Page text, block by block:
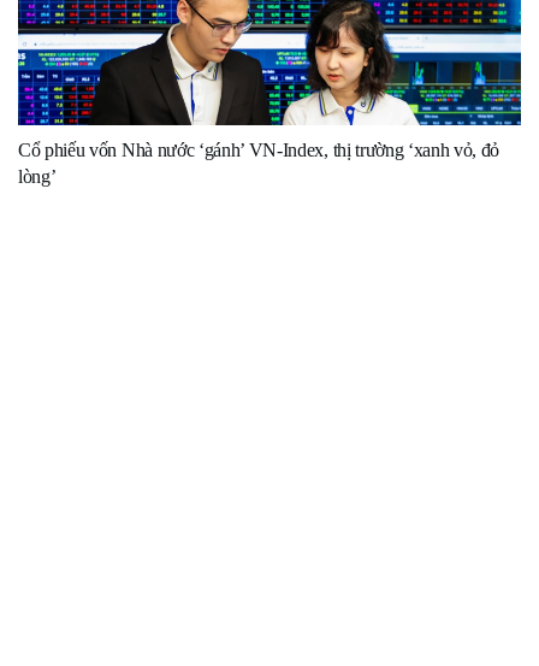
Cổ phiếu vốn Nhà nước ‘gánh’ VN-Index, thị trường ‘xanh vỏ, đỏ
lòng’